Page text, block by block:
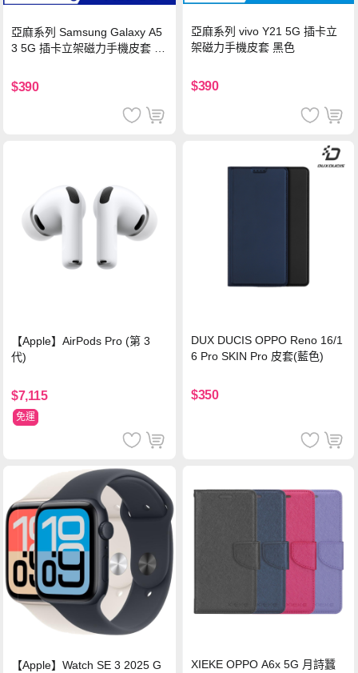
亞麻系列 Samsung Galaxy A5
3 5G 插卡立架磁力手機皮套 藍
$390
亞麻系列 vivo Y21 5G 插卡立
架磁力手機皮套 黑色
$390
【Apple】AirPods Pro (第 3
代)
$7,115
免運
DUX DUCIS OPPO Reno 16/1
6 Pro SKIN Pro 皮套(藍色)
$350
【Apple】Watch SE 3 2025 G
XIEKE OPPO A6x 5G 月詩蠶